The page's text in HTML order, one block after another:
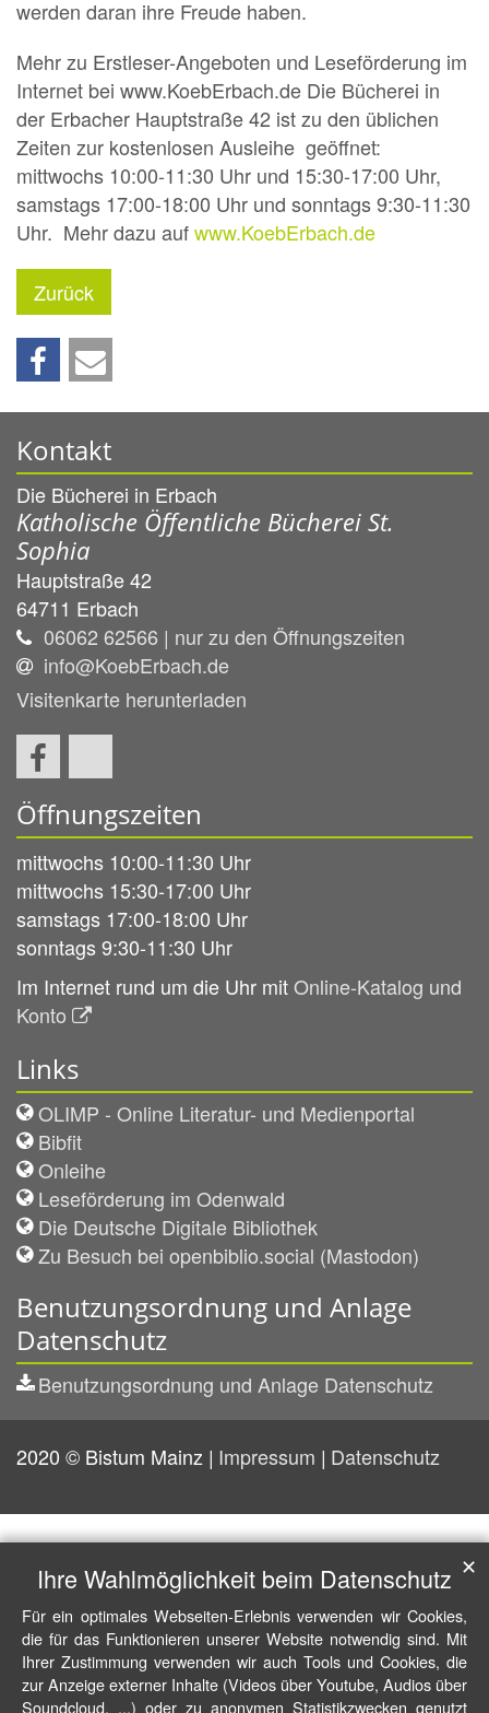
werden daran ihre Freude haben.
Mehr zu Erstleser-Angeboten und Leseförderung im
Internet bei www.KoebErbach.de Die Bücherei in
der Erbacher Hauptstraße 42 ist zu den üblichen
Zeiten zur kostenlosen Ausleihe geöffnet:
mittwochs 10:00-11:30 Uhr und 15:30-17:00 Uhr,
samstags 17:00-18:00 Uhr und sonntags 9:30-11:30
Uhr. Mehr dazu aufwww.KoebErbach.de
Zurück
Kontakt
Die Bücherei in Erbach
Katholische Öffentliche Bücherei St.
Sophia
Hauptstraße 42
64711 Erbach
06062 62566 | nur zu den Öffnungszeiten
info@KoebErbach.de
Visitenkarte herunterladen
Öffnungszeiten
mittwochs 10:00-11:30 Uhr
mittwochs 15:30-17:00 Uhr
samstags 17:00-18:00 Uhr
sonntags 9:30-11:30 Uhr
Im Internet rund um die Uhr mitOnline-Katalog und
Konto
Links
OLIMP - Online Literatur- und Medienportal
Bibfit
Onleihe
Leseförderung im Odenwald
Die Deutsche Digitale Bibliothek
Zu Besuch bei openbiblio.social (Mastodon)
Benutzungsordnung und Anlage
Datenschutz
Benutzungsordnung und Anlage Datenschutz
2020 © Bistum Mainz Impressum Datenschutz
Ihre Wahlmöglichkeit beim Datenschutz
Für ein optimales Webseiten-Erlebnis verwenden wir Cookies,
die für das Funktionieren unserer Website notwendig sind. Mit
Ihrer Zustimmung verwenden wir auch Tools und Cookies, die
zur Anzeige externer Inhalte (Videos über Youtube, Audios über
Soundcloud, ...) oder zu anonymen Statistikzwecken genutzt
✕